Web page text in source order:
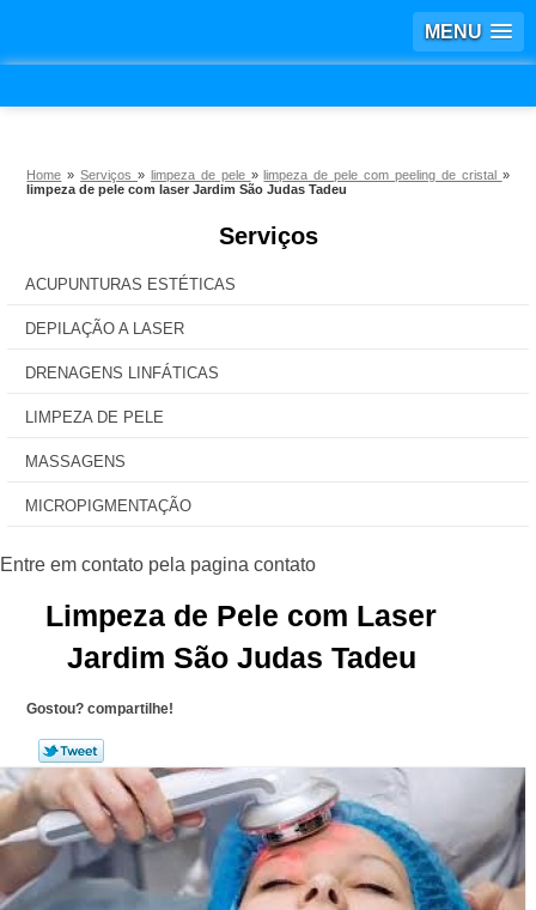
MENU
Home »Serviços» limpeza de pele »limpeza de pele com peeling de cristal »
limpeza de pele com laser Jardim São Judas Tadeu
Serviços
ACUPUNTURAS ESTÉTICAS
DEPILAÇÃO A LASER
DRENAGENS LINFÁTICAS
LIMPEZA DE PELE
MASSAGENS
MICROPIGMENTAÇÃO
Limpeza de Pele com Laser
Jardim São Judas Tadeu
Gostou? compartilhe!